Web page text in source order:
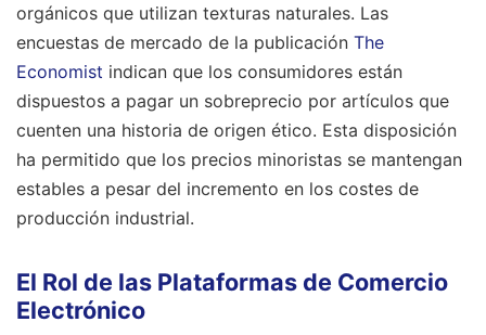
orgánicos que utilizan texturas naturales. Las
encuestas de mercado de la publicación The
Economist indican que los consumidores están
dispuestos a pagar un sobreprecio por artículos que
cuenten una historia de origen ético. Esta disposición
ha permitido que los precios minoristas se mantengan
estables a pesar del incremento en los costes de
producción industrial.
El Rol de las Plataformas de Comercio
Electrónico